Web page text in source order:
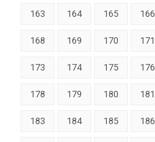
163 164 165 166
168 169 170 171
173 174 175 176
178 179 180 181
183 184 185 186